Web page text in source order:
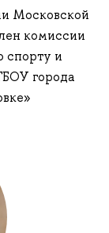
Московской
комиссии
спорту и
города